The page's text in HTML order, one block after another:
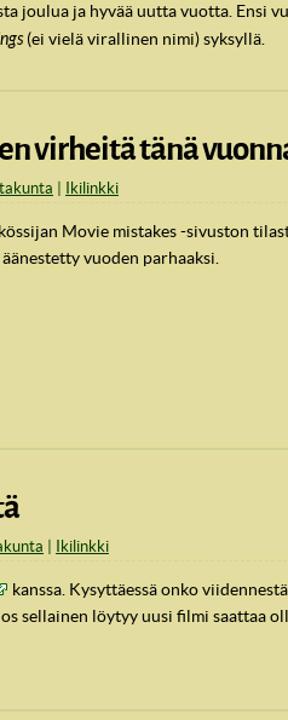
joulua ja hyvää uutta vuotta. Ensi
(ei vielä virallinen nimi) syksyllä.
virheitä tänä
Ikilinkki
Movie mistakes -sivuston
vuoden parhaaksi.
Ikilinkki
kanssa. Kysyttäessä onko
sellainen löytyy uusi filmi saattaa